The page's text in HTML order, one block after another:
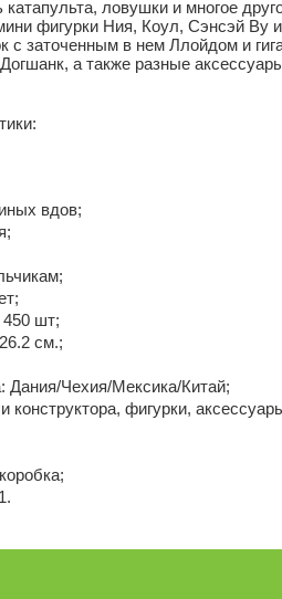
катапульта, ловушки и многое
фигурки Ния, Коул, Сэнсэй Ву
заточенным в нем Ллойдом и
а также разные
вдов;
450 шт;
см.;
Дания/Чехия/Мексика/Китай;
конструктора, фигурки,